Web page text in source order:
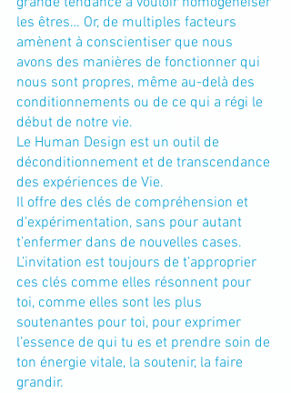
les êtres… Or, de multiples facteurs
amènent à conscientiser que nous
avons des manières de fonctionner qui
nous sont propres, même au-delà des
conditionnements ou de ce qui a régi le
début de notre vie.
Le Human Design est un outil de
déconditionnement et de transcendance
des expériences de Vie.
Il offre des clés de compréhension et
d'expérimentation, sans pour autant
t’enfermer dans de nouvelles cases.
L’invitation est toujours de t’approprier
ces clés comme elles résonnent pour
toi, comme elles sont les plus
soutenantes pour toi, pour exprimer
l’essence de qui tu es et prendre soin de
ton énergie vitale, la soutenir, la faire
grandir.